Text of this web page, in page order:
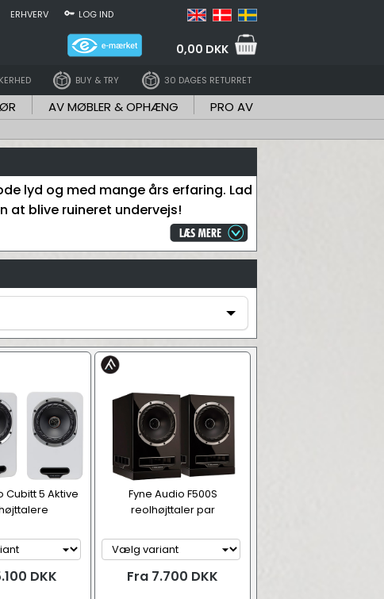
ERHVERV LOG IND
0,00 DKK
BUY & TRY 30 DAGES RETURRET
AV MØBLER & OPHÆNG PRO AV
lyd og med mange års erfaring. Lad
at blive ruineret undervejs!
Cubitt 5 Aktive
DKK
Fyne Audio F500S
reolhøjttaler par
Fra 7.700 DKK